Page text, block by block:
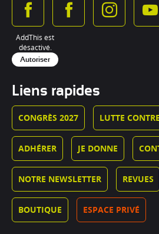
AddThis est
désactivé.
Autoriser
Liens rapides
CONGRÈS 2027 LUTTE
ADHÉRER JE DONNE
NOTRE NEWSLETTER REVUES
BOUTIQUE ESPACE PRIVÉ